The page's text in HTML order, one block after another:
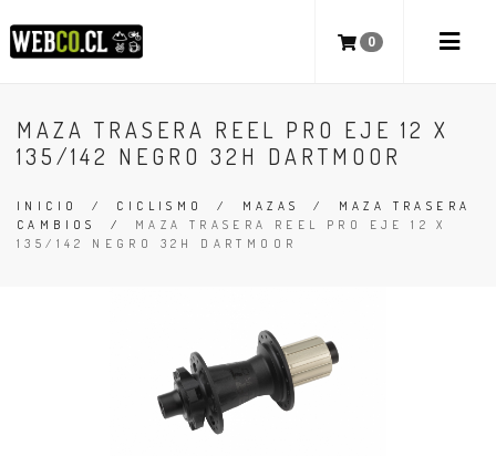
0
MAZA TRASERA REEL PRO EJE 12 X
135/142 NEGRO 32H DARTMOOR
INICIO / CICLISMO / MAZAS / MAZA TRASERA
CAMBIOS
/ MAZA TRASERA REEL PRO EJE 12 X
135/142 NEGRO 32H DARTMOOR